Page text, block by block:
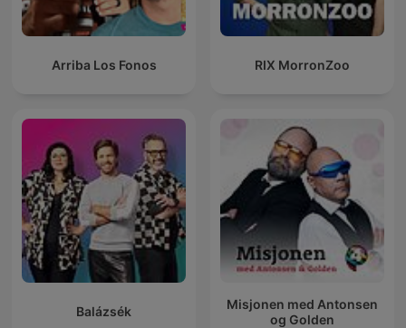
Arriba Los Fonos RIX MorronZoo
Balázsék
Misjonen med Antonsen
og Golden